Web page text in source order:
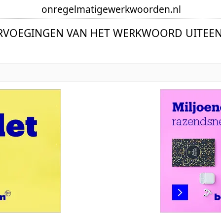
onregelmatigewerkwoorden.nl
VAN HET WERKWOORD